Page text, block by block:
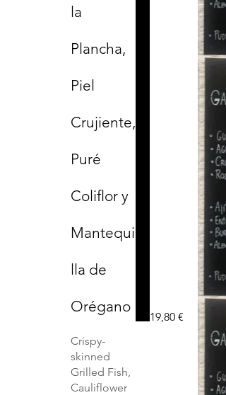
la
Plancha,
Piel
Crujiente,
Puré
Coliflor y
Mantequi
lla de
Orégano
Crispy-
skinned
Grilled Fish,
Cauliflower
19,80 €